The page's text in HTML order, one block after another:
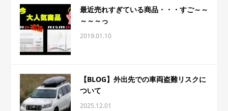
最近売れすぎている商品・・・すご～～
～～～っ
2019.01.10
【BLOG】外出先での車両盗難リスクに
ついて
2025.12.01